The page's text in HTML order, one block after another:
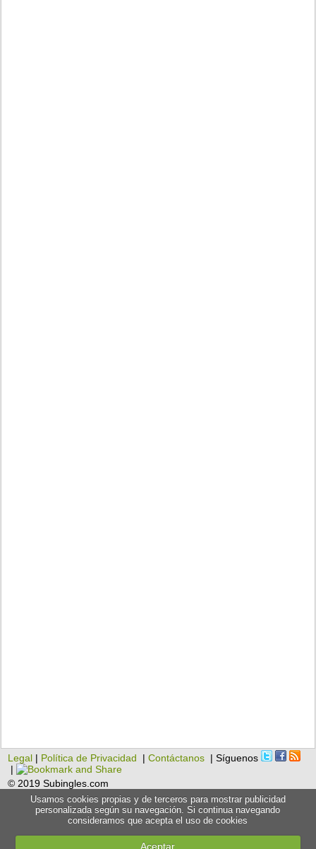
Legal | Política de Privacidad |Contáctanos | Síguenos
|
© 2019 Subingles.com
Usamos cookies propias y de terceros para mostrar publicidad
personalizada según su navegación. Si continua navegando
consideramos que acepta el uso de cookies
Aceptar